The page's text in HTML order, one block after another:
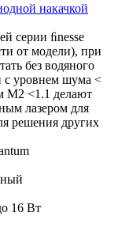
накачкой
серии ﬁnesse
от модели), при
без водяного
с уровнем шума <
M2 <1.1 делают
лазером для
решения других
16 Вт